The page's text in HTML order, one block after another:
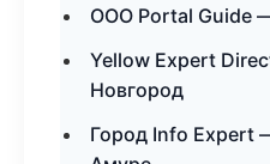
ООО Portal Guide
Yellow Expert
Новгород
Город Info Expert